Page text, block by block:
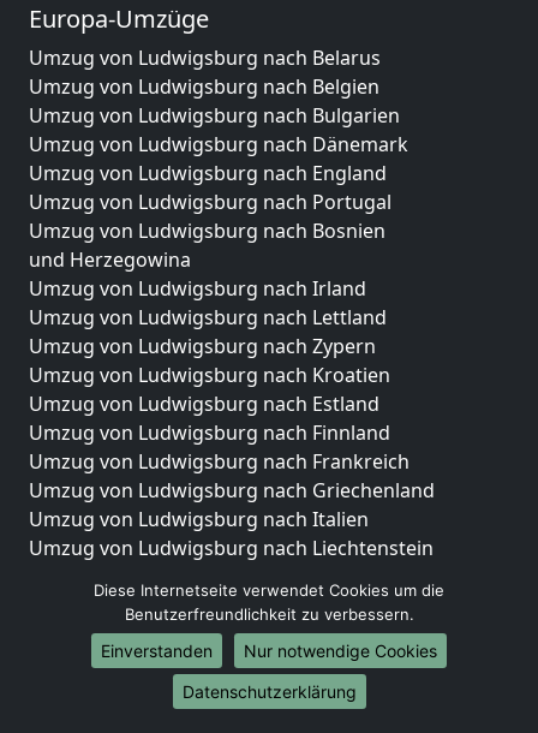
Europa-Umzüge
Umzug von Ludwigsburg nach Belarus
Umzug von Ludwigsburg nach Belgien
Umzug von Ludwigsburg nach Bulgarien
Umzug von Ludwigsburg nach Dänemark
Umzug von Ludwigsburg nach England
Umzug von Ludwigsburg nach Portugal
Umzug von Ludwigsburg nach Bosnien
und Herzegowina
Umzug von Ludwigsburg nach Irland
Umzug von Ludwigsburg nach Lettland
Umzug von Ludwigsburg nach Zypern
Umzug von Ludwigsburg nach Kroatien
Umzug von Ludwigsburg nach Estland
Umzug von Ludwigsburg nach Finnland
Umzug von Ludwigsburg nach Frankreich
Umzug von Ludwigsburg nach Griechenland
Umzug von Ludwigsburg nach Italien
Umzug von Ludwigsburg nach Liechtenstein
Umzug von Ludwigsburg nach Niederlande
Umzug von Ludwigsburg nach Norwegen
Umzüge-Deutschlandweit
Diese Internetseite verwendet Cookies um die
Benutzerfreundlichkeit zu verbessern.
Einverstanden
Nur notwendige Cookies
Datenschutzerklärung